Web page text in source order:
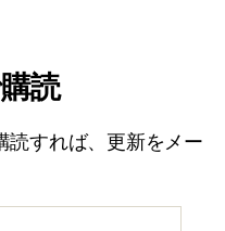
読
読すれば、更新をメー